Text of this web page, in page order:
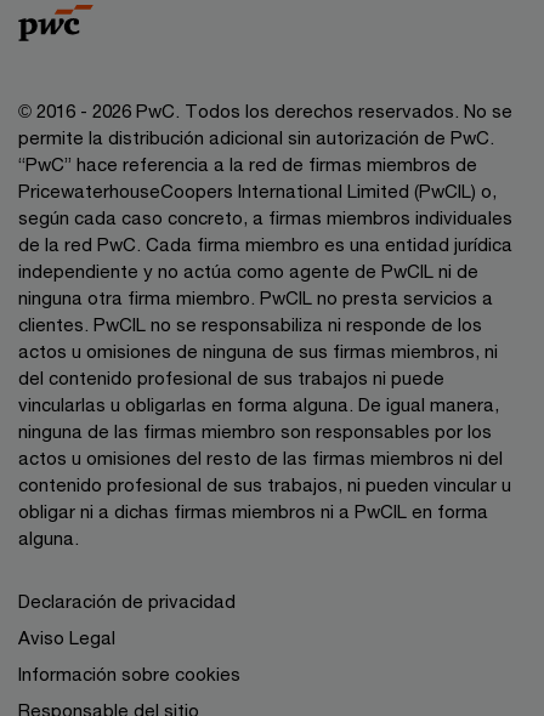
© 2016 - 2026 PwC. Todos los derechos reservados. No se
permite la distribución adicional sin autorización de PwC.
“PwC” hace referencia a la red de firmas miembros de
PricewaterhouseCoopers International Limited (PwCIL) o,
según cada caso concreto, a firmas miembros individuales
de la red PwC. Cada firma miembro es una entidad jurídica
independiente y no actúa como agente de PwCIL ni de
ninguna otra firma miembro. PwCIL no presta servicios a
clientes. PwCIL no se responsabiliza ni responde de los
actos u omisiones de ninguna de sus firmas miembros, ni
del contenido profesional de sus trabajos ni puede
vincularlas u obligarlas en forma alguna. De igual manera,
ninguna de las firmas miembro son responsables por los
actos u omisiones del resto de las firmas miembros ni del
contenido profesional de sus trabajos, ni pueden vincular u
obligar ni a dichas firmas miembros ni a PwCIL en forma
alguna.
Declaración de privacidad
Aviso Legal
Información sobre cookies
Responsable del sitio